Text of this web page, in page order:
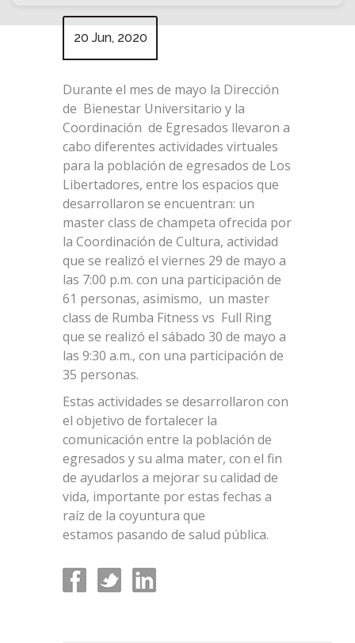
20 Jun, 2020
Durante el mes de mayo la Dirección
de Bienestar Universitario y la
Coordinación de Egresados llevaron a
cabo diferentes actividades virtuales
para la población de egresados de Los
Libertadores, entre los espacios que
desarrollaron se encuentran: un
master class de champeta ofrecida por
la Coordinación de Cultura, actividad
que se realizó el viernes 29 de mayo a
las 7:00 p.m. con una participación de
61 personas, asimismo, un master
class de Rumba Fitness vs Full Ring
que se realizó el sábado 30 de mayo a
las 9:30 a.m., con una participación de
35 personas.
Estas actividades se desarrollaron con
el objetivo de fortalecer la
comunicación entre la población de
egresados y su alma mater, con el fin
de ayudarlos a mejorar su calidad de
vida, importante por estas fechas a
raíz de la coyuntura que
estamos pasando de salud pública.